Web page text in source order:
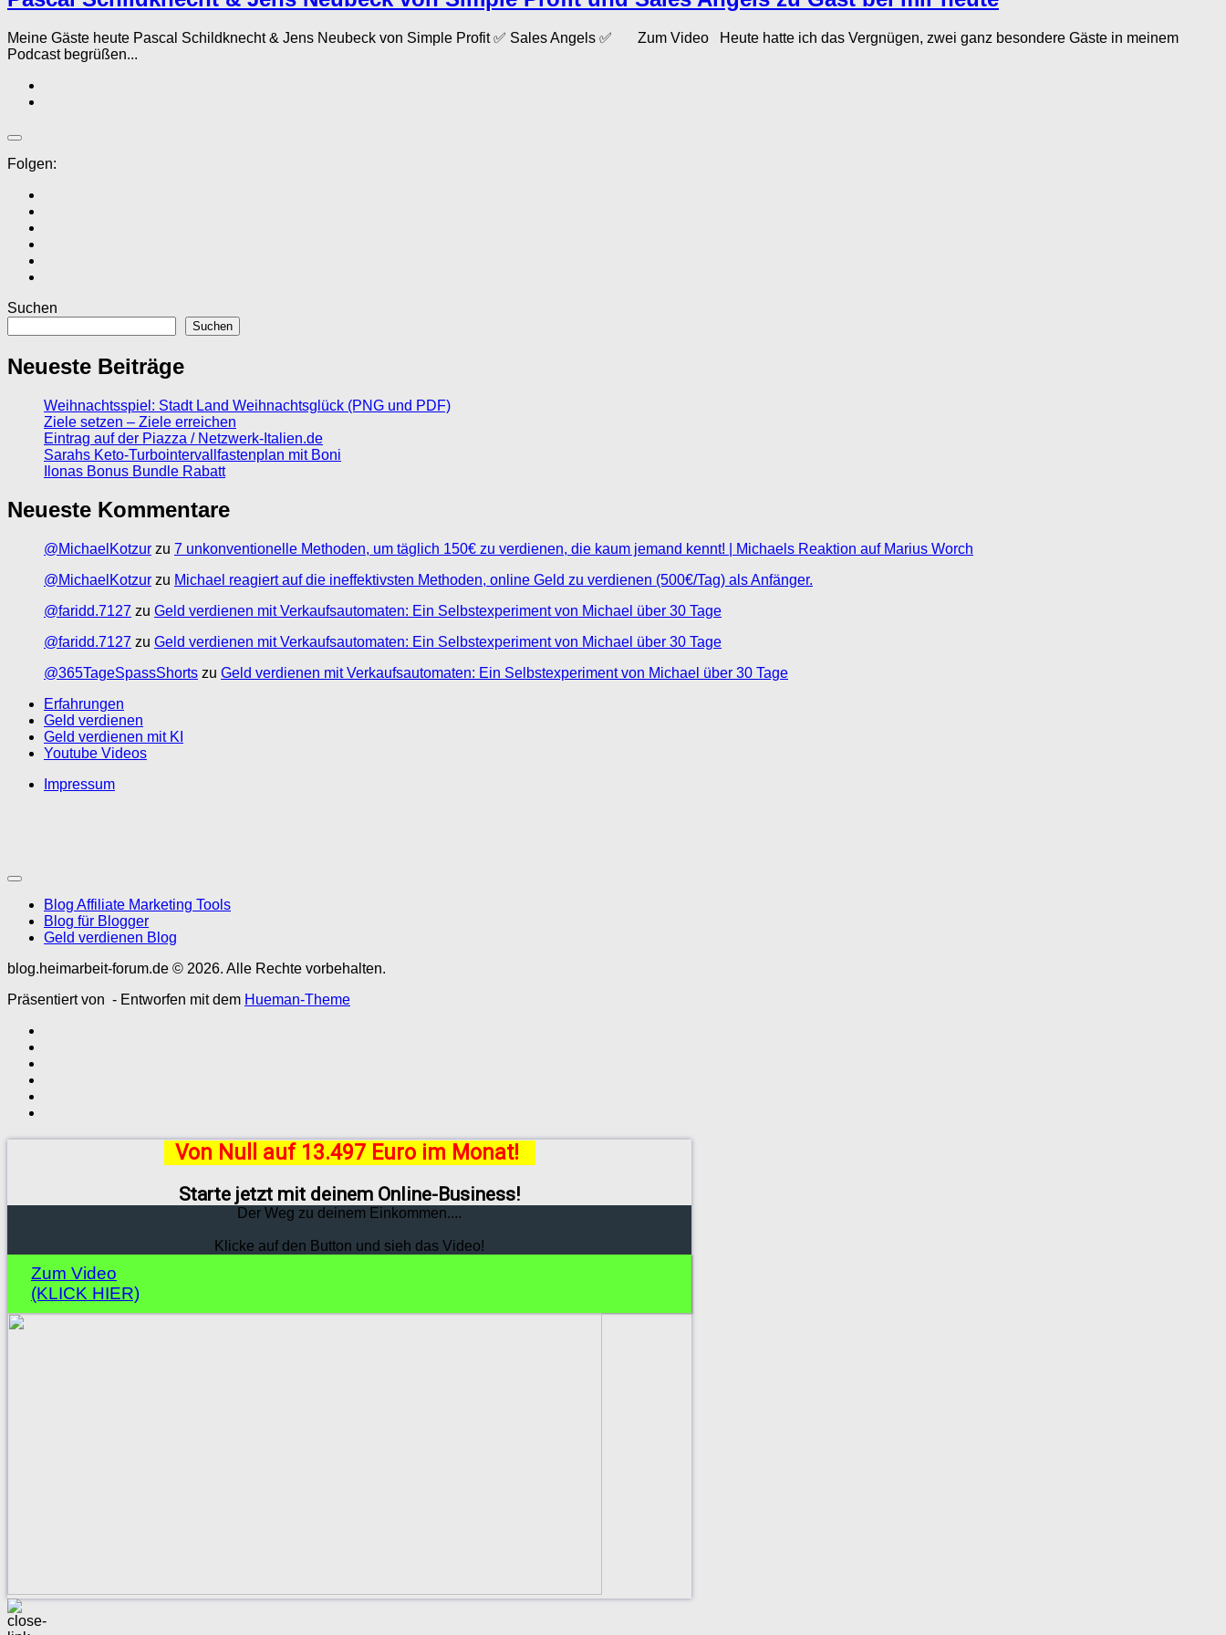
Meine Gäste heute Pascal Schildknecht & Jens Neubeck von Simple Profit ✅ Sales Angels ✅ Zum Video Heute hatte ich das Vergnügen, zwei ganz besondere Gäste in meinem
Podcast begrüßen...
Folgen:
Suchen
Suchen
Neueste Beiträge
Weihnachtsspiel: Stadt Land Weihnachtsglück (PNG und PDF)
Ziele setzen – Ziele erreichen
Eintrag auf der Piazza / Netzwerk-Italien.de
Sarahs Keto-Turbointervallfastenplan mit Boni
Ilonas Bonus Bundle Rabatt
Neueste Kommentare
@MichaelKotzur zu 7 unkonventionelle Methoden, um täglich 150€ zu verdienen, die kaum jemand kennt! | Michaels Reaktion auf Marius Worch
@MichaelKotzur zu Michael reagiert auf die ineffektivsten Methoden, online Geld zu verdienen (500€/Tag) als Anfänger.
@faridd.7127 zu Geld verdienen mit Verkaufsautomaten: Ein Selbstexperiment von Michael über 30 Tage
@faridd.7127 zu Geld verdienen mit Verkaufsautomaten: Ein Selbstexperiment von Michael über 30 Tage
@365TageSpassShorts zu Geld verdienen mit Verkaufsautomaten: Ein Selbstexperiment von Michael über 30 Tage
Erfahrungen
Geld verdienen
Geld verdienen mit KI
Youtube Videos
Impressum
Blog Affiliate Marketing Tools
Blog für Blogger
Geld verdienen Blog
blog.heimarbeit-forum.de © 2026. Alle Rechte vorbehalten.
Präsentiert von - Entworfen mit dem Hueman-Theme
Von Null auf 13.497 Euro im Monat!
Starte jetzt mit deinem Online-Business!
Der Weg zu deinem Einkommen....
Klicke auf den Button und sieh das Video!
Zum Video
(KLICK HIER)